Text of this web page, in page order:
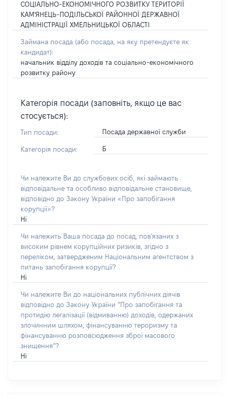
СОЦІАЛЬНО-ЕКОНОМІЧНОГО РОЗВИТКУ ТЕРИТОРІЇ
КАМ'ЯНЕЦЬ-ПОДІЛЬСЬКОЇ РАЙОННОЇ ДЕРЖАВНОЇ
АДМІНІСТРАЦІЇ ХМЕЛЬНИЦЬКОЇ ОБЛАСТІ
Займана посада (або посада, на яку претендуєте як
кандидат):
начальник відділу доходів та соціально-економічного
розвитку району
Категорія посади (заповніть, якщо це вас
стосується):
Тип посади: Посада державної служби
Категорія посади: Б
Чи належите Ви до службових осіб, які займають
відповідальне та особливо відповідальне становище,
відповідно до Закону України «Про запобігання
корупції»?
Ні
Чи належить Ваша посада до посад, пов'язаних з
високим рівнем корупційних ризиків, згідно з
переліком, затвердженим Національним агентством з
питань запобігання корупції?
Ні
Чи належите Ви до національних публічних діячів
відповідно до Закону України “Про запобігання та
протидію легалізації (відмиванню) доходів, одержаних
злочинним шляхом, фінансуванню тероризму та
фінансуванню розповсюдження зброї масового
знищення”?
Ні